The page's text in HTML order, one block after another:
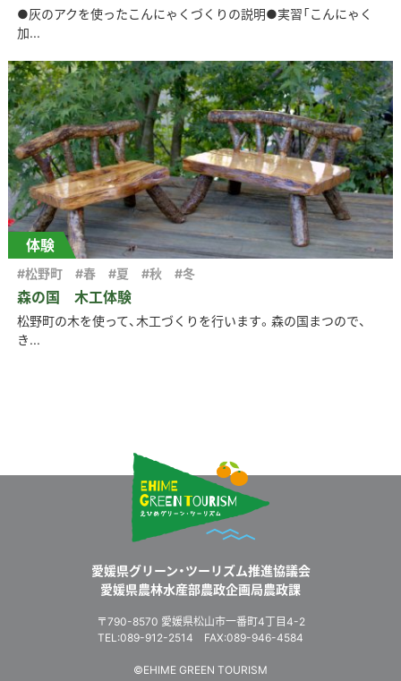
●灰のアクを使ったこんにゃくづくりの説明●実習「こんにゃく
加...
体験
森の国 木工体験
#松野町 #春 #夏 #秋 #冬
松野町の木を使って、木工づくりを行います。森の国まつので、
き...
愛媛県グリーン・ツーリズム推進協議会
愛媛県農林水産部農政企画局農政課
〒790-8570 愛媛県松山市一番町4丁目4-2
TEL:089-912-2514 FAX:089-946-4584
©EHIME GREEN TOURISM